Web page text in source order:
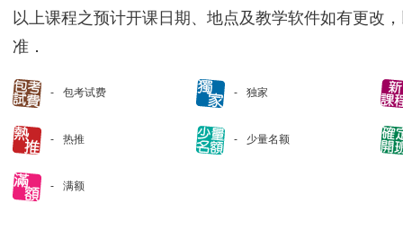
以上课程之预计开课日期、地点及教学软件如有更改
准．
包考试费 独家
热推 少量名额
满额